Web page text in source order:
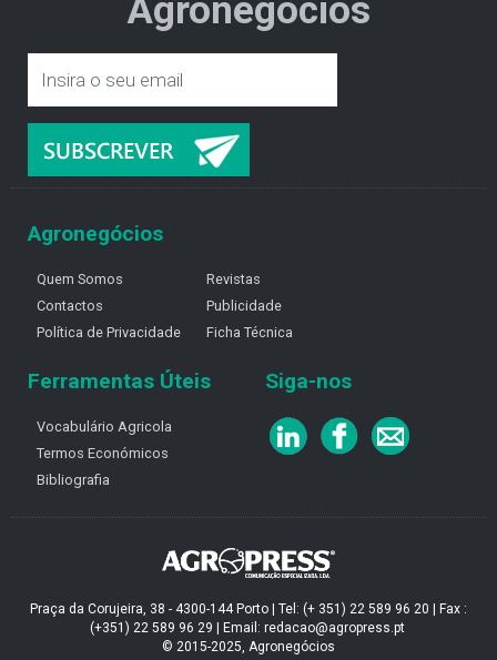
Agronegócios
Agronegócios
Quem Somos
Contactos
Política de Privacidade
Revistas
Publicidade
Ficha Técnica
Ferramentas Úteis
Vocabulário Agricola
Termos Económicos
Bibliografia
Siga-nos
Praça da Corujeira, 38 - 4300-144 Porto | Tel: (+ 351) 22 589 96 20 | Fax :
(+351) 22 589 96 29 | Email: redacao@agropress.pt
© 2015-2025, Agronegócios